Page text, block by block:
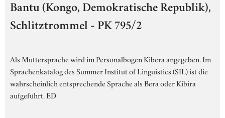
Bantu (Kongo, Demokratische Republik),
Schlitztrommel - PK 795/2
Als Muttersprache wird im Personalbogen Kibera angegeben. Im
Sprachenkatalog des Summer Institut of Linguistics (SIL) ist die
wahrscheinlich entsprechende Sprache als Bera oder Kibira
aufgeführt. ED